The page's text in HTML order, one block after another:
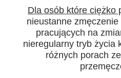
Dla osób które ciężko
nieustanne zmęczenie
pracujących na
nieregularny tryb życia
różnych porach